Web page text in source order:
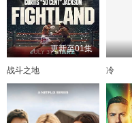
更新至01集
战斗之地 冷